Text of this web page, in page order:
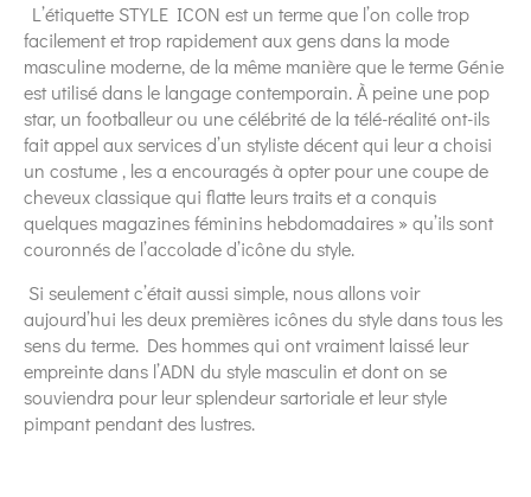
L’étiquette STYLE ICON est un terme que l’on colle trop
facilement et trop rapidement aux gens dans la mode
masculine moderne, de la même manière que le terme Génie
est utilisé dans le langage contemporain. À peine une pop
star, un footballeur ou une célébrité de la télé-réalité ont-ils
fait appel aux services d’un styliste décent qui leur a choisi
un costume , les a encouragés à opter pour une coupe de
cheveux classique qui flatte leurs traits et a conquis
quelques magazines féminins hebdomadaires » qu’ils sont
couronnés de l’accolade d’icône du style.
Si seulement c’était aussi simple, nous allons voir
aujourd’hui les deux premières icônes du style dans tous les
sens du terme. Des hommes qui ont vraiment laissé leur
empreinte dans l’ADN du style masculin et dont on se
souviendra pour leur splendeur sartoriale et leur style
pimpant pendant des lustres.